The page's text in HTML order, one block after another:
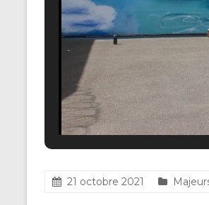
21 octobre 2021